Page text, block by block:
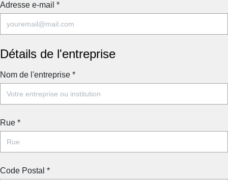
Adresse e-mail *
Détails de l'entreprise
Nom de l'entreprise *
Rue *
Code Postal *